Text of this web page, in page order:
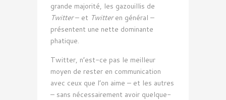
grande majorité, les gazouillis de
Twitter– et Twitteren général –
présentent une nette dominante
phatique.
Twitter, n’est-ce pas le meilleur
moyen de rester en communication
avec ceux que l’on aime – et les autres
– sans nécessairement avoir quelque-